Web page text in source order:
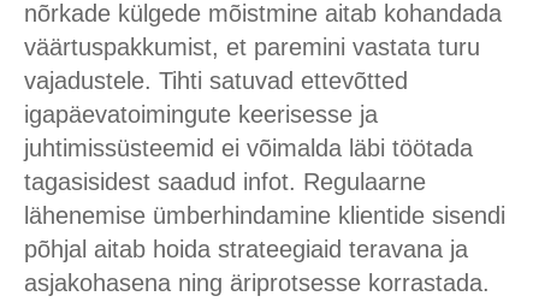
nõrkade külgede mõistmine aitab kohandada
väärtuspakkumist, et paremini vastata turu
vajadustele. Tihti satuvad ettevõtted
igapäevatoimingute keerisesse ja
juhtimissüsteemid ei võimalda läbi töötada
tagasisidest saadud infot. Regulaarne
lähenemise ümberhindamine klientide sisendi
põhjal aitab hoida strateegiaid teravana ja
asjakohasena ning äriprotsesse korrastada.